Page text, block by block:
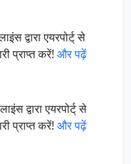
द्वारा एयरपोर्ट् से
प्राप्त करें! और पढ़ें
द्वारा एयरपोर्ट् से
प्राप्त करें! और पढ़ें